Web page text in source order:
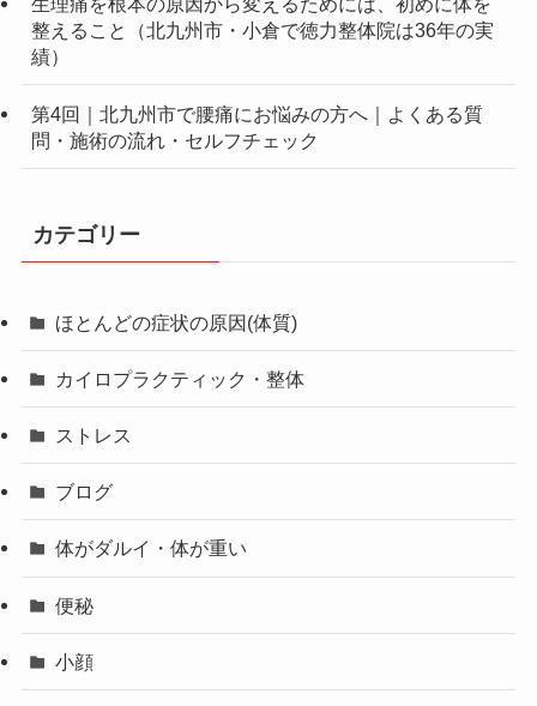
整えること（北九州市・小倉で徳力整体院は36年の実
績）
第4回｜北九州市で腰痛にお悩みの方へ｜よくある質
問・施術の流れ・セルフチェック
カテゴリー
ほとんどの症状の原因(体質)
カイロプラクティック・整体
ストレス
ブログ
体がダルイ・体が重い
便秘
小顔